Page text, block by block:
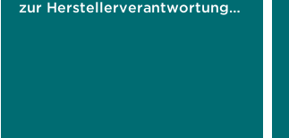
zur Herstellerverantwortung